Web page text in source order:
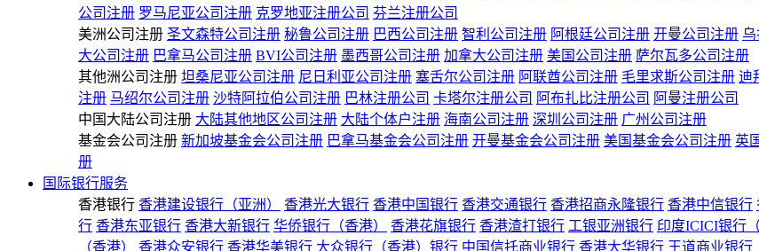
公司注册 罗马尼亚公司注册 克罗地亚注册公司 芬兰注册公司
美洲公司注册 圣文森特公司注册 秘鲁公司注册 巴西公司注册 智利公司注册 阿根廷公司注册 开曼公司注册
大公司注册 巴拿马公司注册 BVI公司注册 墨西哥公司注册 加拿大公司注册 美国公司注册 萨尔瓦多公司注册
其他洲公司注册 坦桑尼亚公司注册 尼日利亚公司注册 塞舌尔公司注册 阿联酋公司注册 毛里求斯公司注册 迪
注册 马绍尔公司注册 沙特阿拉伯公司注册 巴林注册公司 卡塔尔注册公司 阿布扎比注册公司 阿曼注册公司
中国大陆公司注册 大陆其他地区公司注册 大陆个体户注册 海南公司注册 深圳公司注册 广州公司注册
基金会公司注册 新加坡基金会公司注册 巴拿马基金会公司注册 开曼基金会公司注册 美国基金会公司注册 英
册
国际银行服务
香港银行 香港建设银行（亚洲） 香港光大银行 香港中国银行 香港交通银行 香港招商永隆银行 香港中信银行
行 香港东亚银行 香港大新银行 华侨银行（香港） 香港花旗银行 香港渣打银行 工银亚洲银行 印度ICICI银行
（香港）
香港众安银行 香港华美银行 大众银行（香港）银行 中国信托商业银行 香港大华银行 王道商业银行